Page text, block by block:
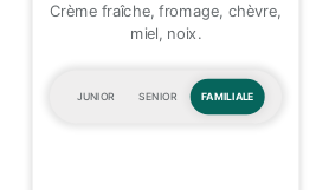
Programme De Fidélité
Mon Compte
Crème fraîche, fromage, chèvre,
miel, noix.
JUNIOR SENIOR FAMILIALE